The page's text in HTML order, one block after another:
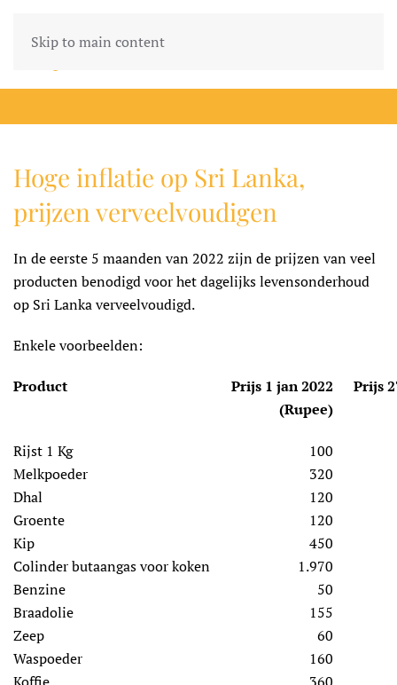
Skip to main content
Hoge inflatie op Sri Lanka,
prijzen verveelvoudigen
In de eerste 5 maanden van 2022 zijn de prijzen van veel
producten benodigd voor het dagelijks levensonderhoud
op Sri Lanka verveelvoudigd.
Enkele voorbeelden:
Product Prijs 1 jan 2022
Prijs
(Rupee)
Rijst 1 Kg
100
Melkpoeder
320
Dhal
120
Groente
120
Kip
450
Colinder butaangas voor koken
1.970
Benzine
50
Braadolie
155
Zeep
60
Waspoeder
160